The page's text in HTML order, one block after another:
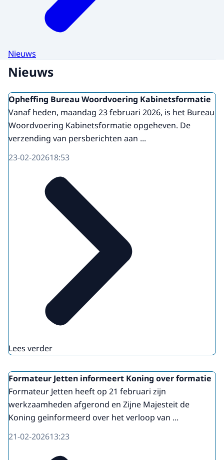
Nieuws
Nieuws
Opheffing Bureau Woordvoering Kabinetsformatie
Vanaf heden, maandag 23 februari 2026, is het Bureau
Woordvoering Kabinetsformatie opgeheven. De
verzending van persberichten aan ...
23-02-202618:53
Lees verder
Formateur Jetten informeert Koning over formatie
Formateur Jetten heeft op 21 februari zijn
werkzaamheden afgerond en Zijne Majesteit de
Koning geïnformeerd over het verloop van ...
21-02-202613:23